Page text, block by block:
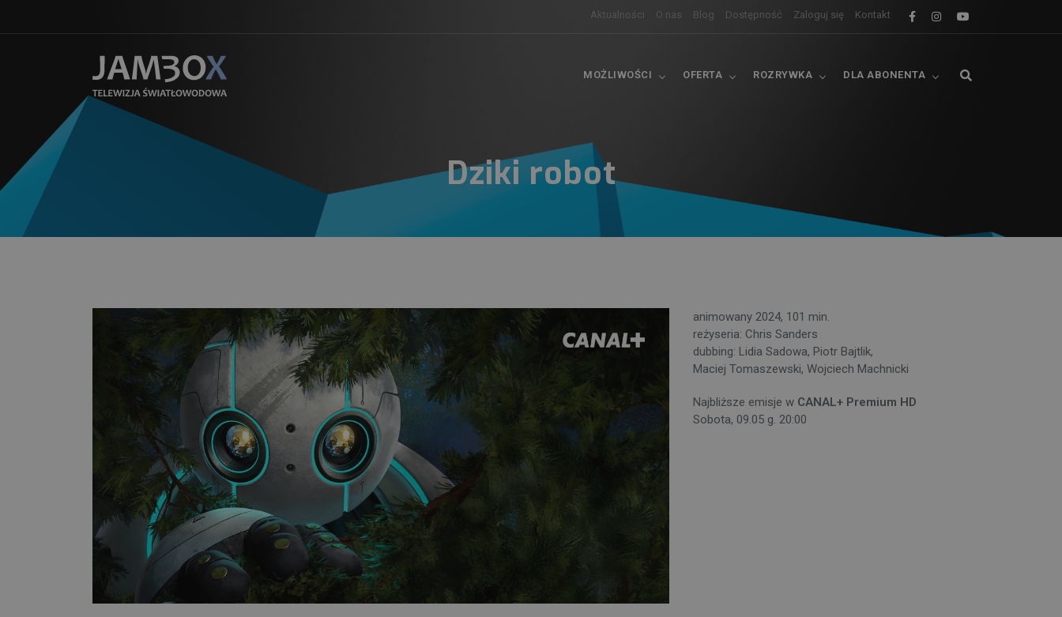
Aktualności O nas Blog Dostępność Zaloguj się Kontakt
MOŻLIWOŚCI OFERTA ROZRYWKA DLA ABONENTA
Dziki robot
animowany 2024, 101 min.
reżyseria: Chris Sanders
dubbing: Lidia Sadowa, Piotr Bajtlik,
Maciej Tomaszewski, Wojciech Machnicki
Najbliższe emisje w CANAL+ Premium HD
Sobota, 09.05 g. 20:00